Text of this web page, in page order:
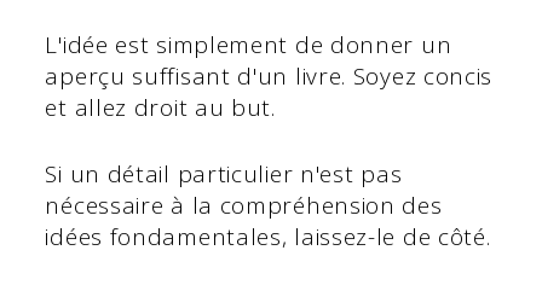
L'idée est simplement de donner un
aperçu suffisant d'un livre. Soyez concis
et allez droit au but.
Si un détail particulier n'est pas
nécessaire à la compréhension des
idées fondamentales, laissez-le de côté.